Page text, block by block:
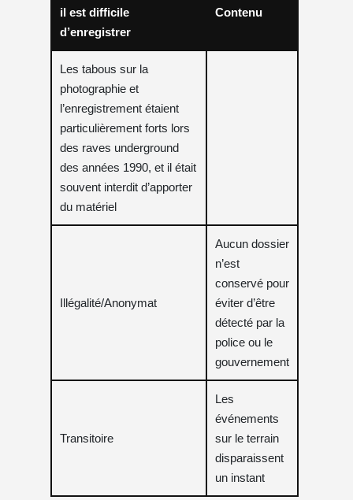
il est difficile
d’enregistrer
Contenu
Les tabous sur la
photographie et
l’enregistrement étaient
particulièrement forts lors
des raves underground
des années 1990, et il était
souvent interdit d’apporter
du matériel
Illégalité/Anonymat
Aucun dossier
n’est
conservé pour
éviter d’être
détecté par la
police ou le
gouvernement
Transitoire
Les
événements
sur le terrain
disparaissent
un instant